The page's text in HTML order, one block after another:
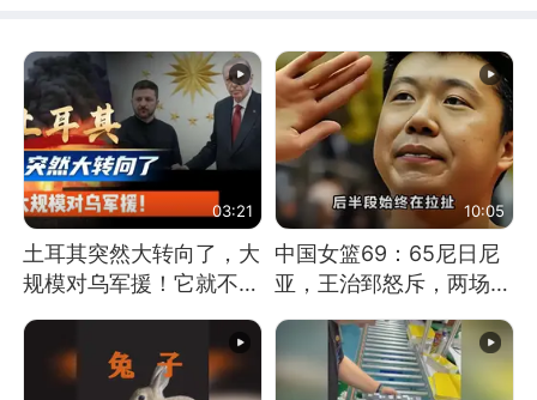
03:21
土耳其突然大转向了，大
规模对乌军援！它就不怕
遭到俄军报复吗？
10:05
中国女篮69：65尼日尼
亚，王治郅怒斥，两场下
来一点进步没有？